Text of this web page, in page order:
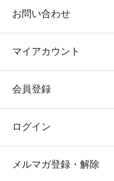
お問い合わせ
マイアカウント
会員登録
ログイン
メルマガ登録・解除